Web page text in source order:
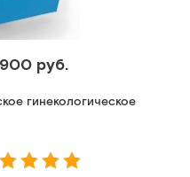
руб.
гинекологическое